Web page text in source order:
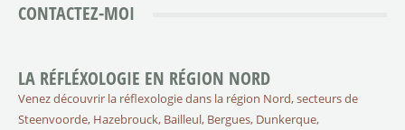
CONTACTEZ-MOI
LA RÉFLÉXOLOGIE EN RÉGION NORD
Venez découvrir la réflexologie dans la région Nord, secteurs de
Steenvoorde, Hazebrouck, Bailleul, Bergues, Dunkerque,